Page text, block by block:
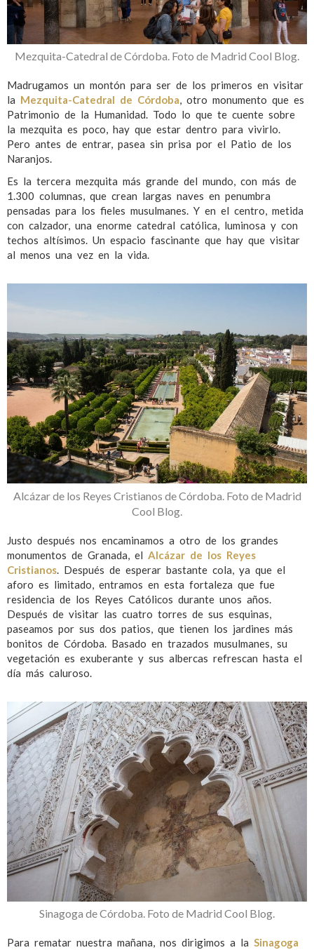
Mezquita-Catedral de Córdoba. Foto de Madrid Cool Blog.
Madrugamos un montón para ser de los primeros en visitar
la Mezquita-Catedral de Córdoba, otro monumento que es
Patrimonio de la Humanidad. Todo lo que te cuente sobre
la mezquita es poco, hay que estar dentro para vivirlo.
Pero antes de entrar, pasea sin prisa por el Patio de los
Naranjos.
Es la tercera mezquita más grande del mundo, con más de
1.300 columnas, que crean largas naves en penumbra
pensadas para los fieles musulmanes. Y en el centro, metida
con calzador, una enorme catedral católica, luminosa y con
techos altísimos. Un espacio fascinante que hay que visitar
al menos una vez en la vida.
Alcázar de los Reyes Cristianos de Córdoba. Foto de Madrid
Cool Blog.
Justo después nos encaminamos a otro de los grandes
monumentos de Granada, el Alcázar de los Reyes
Cristianos . Después de esperar bastante cola, ya que el
aforo es limitado, entramos en esta fortaleza que fue
residencia de los Reyes Católicos durante unos años.
Después de visitar las cuatro torres de sus esquinas,
paseamos por sus dos patios, que tienen los jardines más
bonitos de Córdoba. Basado en trazados musulmanes, su
vegetación es exuberante y sus albercas refrescan hasta el
día más caluroso.
Sinagoga de Córdoba. Foto de Madrid Cool Blog.
Para rematar nuestra mañana, nos dirigimos a la Sinagoga